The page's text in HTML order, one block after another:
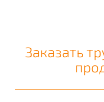
Заказать